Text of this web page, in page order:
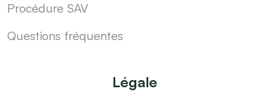
Procédure SAV
Questions fréquentes
Légale